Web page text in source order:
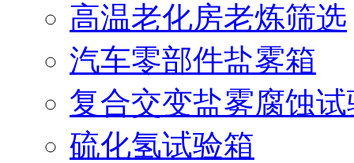
高温老化房老炼筛选
汽车零部件盐雾箱
复合交变盐雾腐蚀
硫化氢试验箱